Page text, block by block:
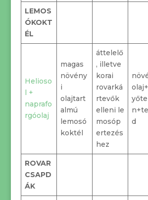
LEMOS
ÓKOKT
ÉL
Helioso
l +
naprafo
rgóolaj
magas
növény
i
olajtart
almú
lemosó
koktél
áttelelő
, illetve
korai
rovarká
rtevők
elleni le
mosóp
ertezés
hez
d
ROVAR
CSAPD
ÁK